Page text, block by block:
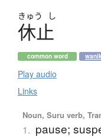
きゅう し
休止
common word
Play audio
Links
Noun, Suru verb,
1. pause;